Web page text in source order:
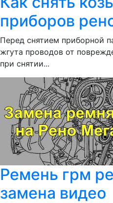
приборов
Перед снятием приборной
жгута проводов от
при снятии...
Ремень грм
замена видео